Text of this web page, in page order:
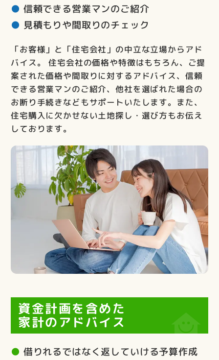
信頼できる営業マンのご紹介
見積もりや間取りのチェック
「お客様」と「住宅会社」の中立な立場からアド
バイス。 住宅会社の価格や特徴はもちろん、ご提
案された価格や間取りに対するアドバイス、信頼
できる営業マンのご紹介、他社を選ばれた場合の
お断り手続きなどもサポートいたします。また、
住宅購入に欠かせない土地探し・選び方もお伝え
しております。
資金計画を含めた
家計のアドバイス
借りれるではなく返していける予算作成